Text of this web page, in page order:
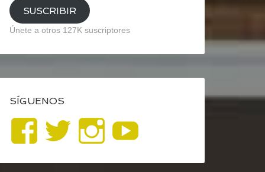
SUSCRIBIR
Únete a otros 127K suscriptores
SÍGUENOS
Ver
perfil
Ver
perfil
Ver
perfil